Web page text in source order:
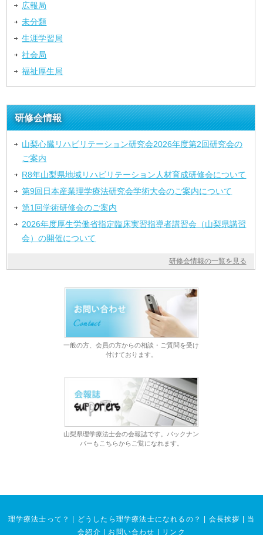
広報局
未分類
生涯学習局
社会局
福祉厚生局
研修会情報
山梨心臓リハビリテーション研究会2026年度第2回研究会の
ご案内
R8年山梨県地域リハビリテーション人材育成研修会について
第9回日本産業理学療法研究会学術大会のご案内について
第1回学術研修会のご案内
2026年度厚生労働省指定臨床実習指導者講習会（山梨県講習
会）の開催について
研修会情報の一覧を見る
一般の方、会員の方からの相談・ご質問を受け
付けております。
山梨県理学療法士会の会報誌です。バックナン
バーもこちらからご覧になれます。
理学療法士って？ どうしたら理学療法士になれるの？ 会長挨拶
当
会紹介
お問い合わせ リンク